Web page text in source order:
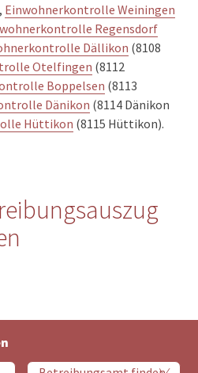
Einwohnerkontrolle Weiningen
Regensdorf
Dällikon (8108
Otelfingen (8112
Boppelsen (8113
Dänikon (8114 Dänikon
Hüttikon (8115 Hüttikon).